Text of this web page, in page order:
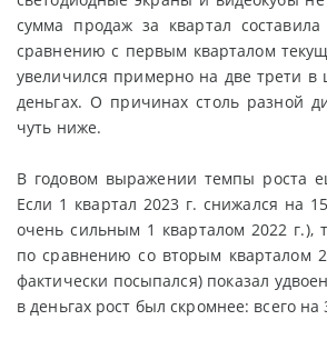
сумма продаж за квартал
сравнению с первым кварталом
увеличился примерно на две трети в
деньгах. О причинах столь разной
чуть ниже.
В годовом выражении темпы роста
Если 1 квартал 2023 г. снижался на
очень сильным 1 кварталом 2022 г.),
по сравнению со вторым кварталом
фактически посыпался) показал
в деньгах рост был скромнее: всего на